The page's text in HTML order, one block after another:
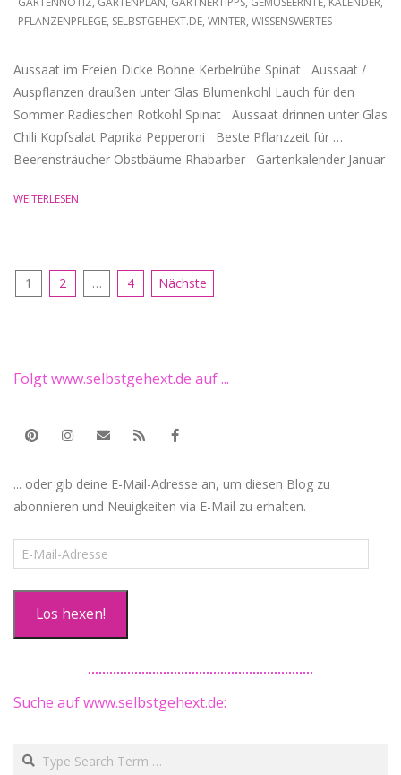
13
PFLANZENPFLEGE, SELBSTGEHEXT.DE, WINTER, WISSENSWERTES
Aussaat im Freien Dicke Bohne Kerbelrübe Spinat Aussaat /
Auspflanzen draußen unter Glas Blumenkohl Lauch für den
Sommer Radieschen Rotkohl Spinat Aussaat drinnen unter Glas
Chili Kopfsalat Paprika Pepperoni Beste Pflanzzeit für …
Beerensträucher Obstbäume Rhabarber Gartenkalender Januar
WEITERLESEN
Seitennummerierung
der
1 2 … 4 Nächste
Folgt www.selbstgehext.de auf ...
... oder gib deine E-Mail-Adresse an, um diesen Blog zu
abonnieren und Neuigkeiten via E-Mail zu erhalten.
E-
Mail-
Los hexen!
Suche auf www.selbstgehext.de:
Search